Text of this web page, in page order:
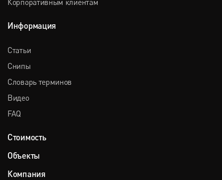
Корпоративным клиентам
Информация
Статьи
Снипы
Словарь терминов
Видео
FAQ
Стоимость
Объекты
Компания